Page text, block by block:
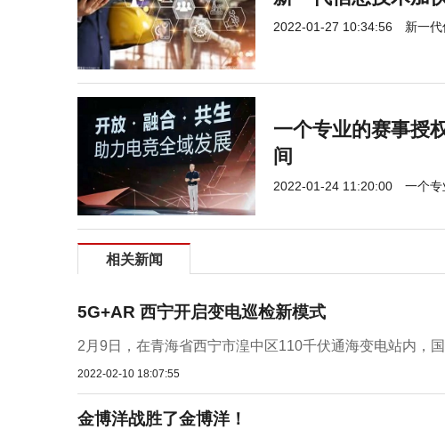
2022-01-27 10:34:56 新一
一个专业的赛事授
间
2022-01-24 11:20:00 一个
相关新闻
5G+AR 西宁开启变电巡检新模式
2月9日，在青海省西宁市湟中区110千伏通海变电站内，
2022-02-10 18:07:55
金博洋战胜了金博洋！